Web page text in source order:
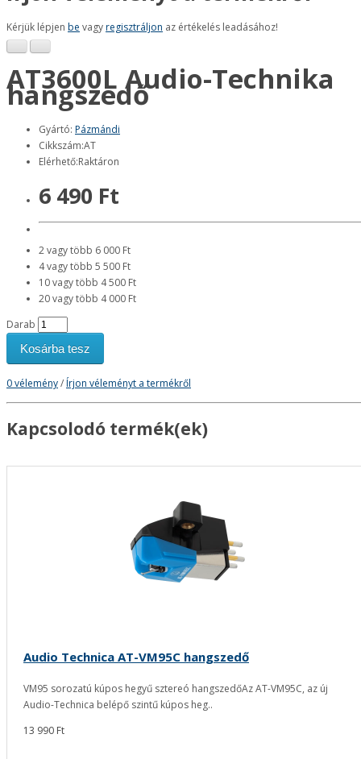
Kérjük lépjen be vagyregisztráljon az értékelés leadásához!
AT3600L Audio-Technika
hangszedő
Gyártó: Pázmándi
Cikkszám:AT
Elérhető:Raktáron
6 490 Ft
2 vagy több 6 000 Ft
4 vagy több 5 500 Ft
10 vagy több 4 500 Ft
20 vagy több 4 000 Ft
Darab
Kosárba tesz
0 vélemény/Írjon véleményt a termékről
Kapcsolodó termék(ek)
Audio Technica AT-VM95C hangszedő
VM95 sorozatú kúpos hegyű sztereó hangszedőAz AT-VM95C, az új
Audio-Technica belépő szintű kúpos heg..
13 990 Ft